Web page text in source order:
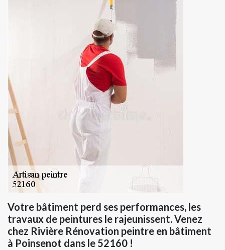
Votre bâtiment perd ses performances, les
travaux de peintures le rajeunissent. Venez
chez Rivière Rénovation peintre en bâtiment
à Poinsenot dans le 52160 !